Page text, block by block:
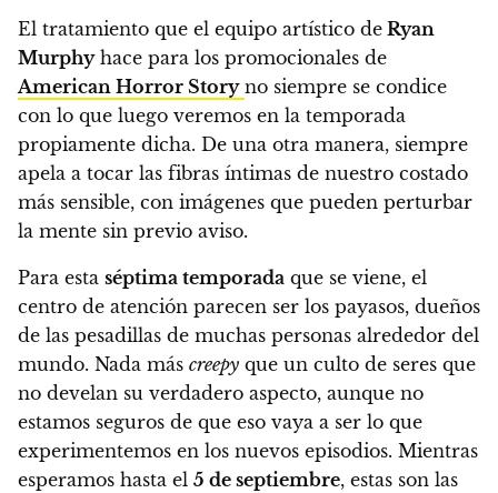
El tratamiento que el equipo artístico de Ryan
Murphyhace para los promocionales de
American Horror Story no siempre se condice
con lo que luego veremos en la temporada
propiamente dicha. De una otra manera, siempre
apela a tocar las fibras íntimas de nuestro costado
más sensible, con imágenes que pueden perturbar
la mente sin previo aviso.
Para esta séptima temporada que se viene, el
centro de atención parecen ser los payasos, dueños
de las pesadillas de muchas personas alrededor del
mundo. Nada más creepy que un culto de seres que
no develan su verdadero aspecto, aunque no
estamos seguros de que eso vaya a ser lo que
experimentemos en los nuevos episodios. Mientras
esperamos hasta el 5 de septiembre, estas son las